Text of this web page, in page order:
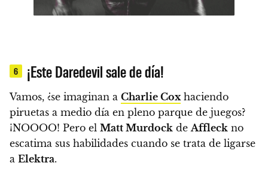
6 ¡Este Daredevil sale de día!
Vamos, ¿se imaginan a Charlie Coxhaciendo
piruetas a medio día en pleno parque de juegos?
¡NOOOO! Pero el Matt Murdock deAffleck no
escatima sus habilidades cuando se trata de ligarse
a Elektra.